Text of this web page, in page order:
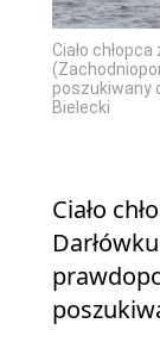
Ciało
poszukiwany
Bielecki
Ciało